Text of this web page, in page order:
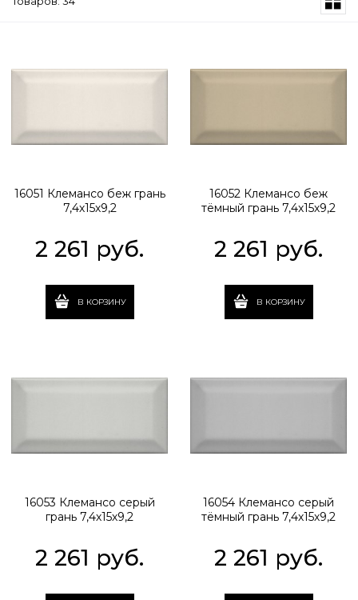
16051 Клемансо беж грань
7,4х15х9,2
2 261 руб.
В КОРЗИНУ
16052 Клемансо беж
тёмный грань 7,4х15х9,2
2 261 руб.
В КОРЗИНУ
16053 Клемансо серый
грань 7,4х15х9,2
2 261 руб.
16054 Клемансо серый
тёмный грань 7,4х15х9,2
2 261 руб.